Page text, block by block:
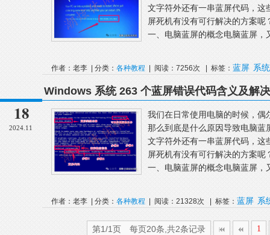
文字符外还有一串蓝屏代码，
屏死机有没有可行解决的方案
一、电脑蓝屏的概念电脑蓝屏
作者：老李 | 分类： 各种教程 | 阅读：7256次 | 标签： 蓝屏 系统
18
2024.11
Windows 系统 263 个蓝屏错误代码含义及解
我们在日常使用电脑的时候，
那么到底是什么原因导致电脑
文字符外还有一串蓝屏代码，
屏死机有没有可行解决的方案
一、电脑蓝屏的概念电脑蓝屏
作者：老李 | 分类： 各种教程 | 阅读：21328次 | 标签： 蓝屏 系
第1/1页 每页20条,共2条记录 1